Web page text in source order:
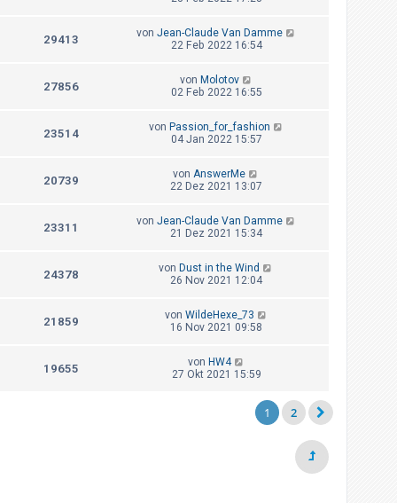
29413 von Jean-Claude Van Damme
22 Feb 2022 16:54
27856 von Molotov
02 Feb 2022 16:55
23514 von Passion_for_fashion
04 Jan 2022 15:57
20739 vonAnswerMe
22 Dez 2021 13:07
23311 von Jean-Claude Van Damme
21 Dez 2021 15:34
24378 von Dust in the Wind
26 Nov 2021 12:04
21859 von WildeHexe_73
16 Nov 2021 09:58
19655 von HW4
27 Okt 2021 15:59
1 2